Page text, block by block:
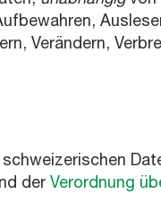
Verändern,
der Verordnung